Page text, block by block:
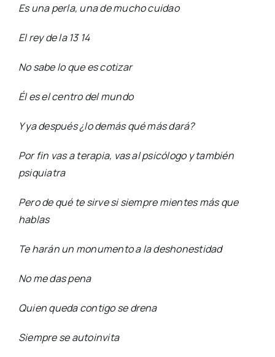
Es una perla, una de mucho cuidao
El rey de la 13 14
No sabe lo que es cotizar
Él es el centro del mundo
Y ya después ¿lo demás qué más dará?
Por fin vas a terapia, vas al psicólogo y también
psiquiatra
Pero de qué te sirve si siempre mientes más que
hablas
Te harán un monumento a la deshonestidad
No me das pena
Quien queda contigo se drena
Siempre se autoinvita